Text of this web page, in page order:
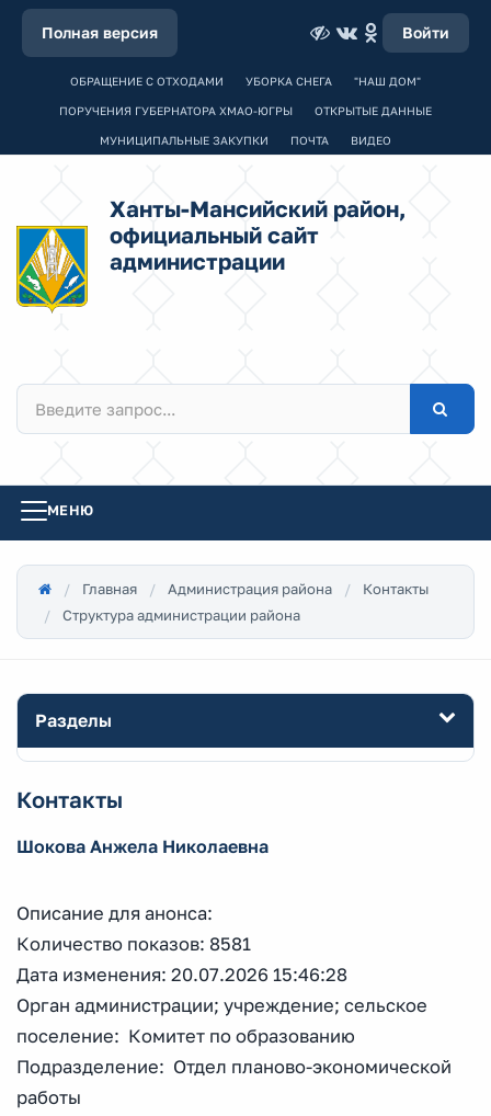
Полная версия Войти
ОБРАЩЕНИЕ С ОТХОДАМИ УБОРКА СНЕГА "НАШ ДОМ"
ПОРУЧЕНИЯ ГУБЕРНАТОРА ХМАО-ЮГРЫ ОТКРЫТЫЕ ДАННЫЕ
МУНИЦИПАЛЬНЫЕ ЗАКУПКИ ПОЧТА ВИДЕО
Ханты-Мансийский район,
официальный сайт
администрации
МЕНЮ
Главная Администрация района
Контакты
Структура администрации района
Разделы
Контакты
Шокова Анжела Николаевна
Описание для анонса:
Количество показов: 8581
Дата изменения: 20.07.2026 15:46:28
Орган администрации; учреждение; сельское
поселение: Комитет по образованию
Подразделение: Отдел планово-экономической
работы